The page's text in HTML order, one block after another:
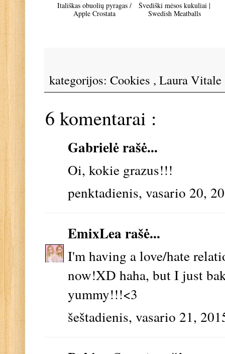
Itališkas obuolių pyragas /
Apple Crostata
Švediški mėsos kukuliai |
Swedish Meatballs
kategorijos: Cookies , Laura Vitale
6 komentarai :
Gabrielėrašė...
Oi, kokie grazus!!!
penktadienis, vasario 20,
EmixLea rašė...
I'm having a love/hate
now!XD haha, but I just
yummy!!!<3
šeštadienis, vasario 21,